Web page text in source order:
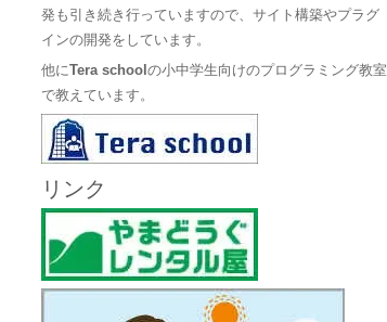
発も引き続き行っていますので、サイト構築やプラグ
インの開発をしています。
他にTera schoolの小中学生向けのプログラミング教室
で教えています。
リンク